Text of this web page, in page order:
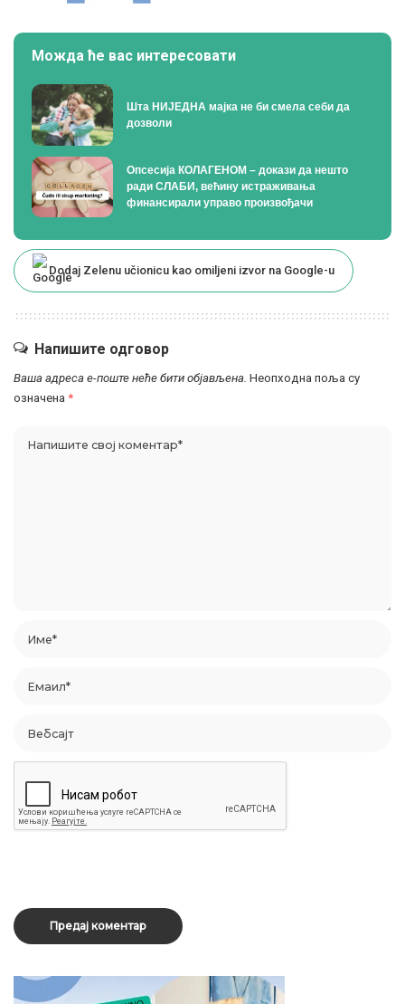
Можда ће вас интересовати
Шта НИЈЕДНА мајка не би смела себи да
дозволи
Опсесија КОЛАГЕНОМ – докази да нешто
ради СЛАБИ, већину истраживања
финансирали управо произвођачи
Dodaj Zelenu učionicu kao omiljeni izvor na Google-u
Напишите одговор
Ваша адреса е-поште неће бити објављена. Неопходна поља су
означена *